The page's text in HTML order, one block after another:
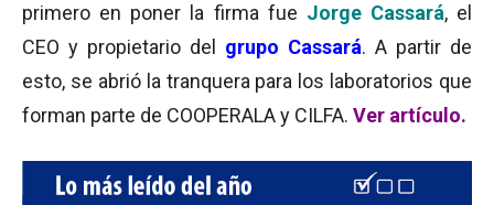
primero en poner la firma fue Jorge Cassará, el
CEO y propietario del grupo Cassará. A partir de
esto, se abrió la tranquera para los laboratorios que
forman parte de COOPERALA y CILFA. Ver artículo.